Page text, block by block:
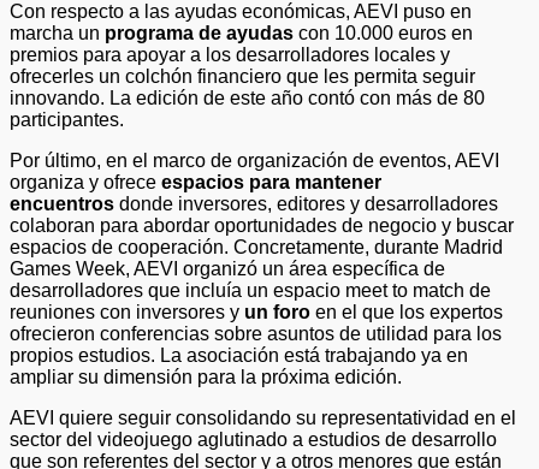
Con respecto a las ayudas económicas, AEVI puso en
marcha un programa de ayudas con 10.000 euros en
premios para apoyar a los desarrolladores locales y
ofrecerles un colchón financiero que les permita seguir
innovando. La edición de este año contó con más de 80
participantes.
Por último, en el marco de organización de eventos, AEVI
organiza y ofrece espacios para mantener
encuentros donde inversores, editores y desarrolladores
colaboran para abordar oportunidades de negocio y buscar
espacios de cooperación. Concretamente, durante Madrid
Games Week, AEVI organizó un área específica de
desarrolladores que incluía un espacio meet to match de
reuniones con inversores y un foro en el que los expertos
ofrecieron conferencias sobre asuntos de utilidad para los
propios estudios. La asociación está trabajando ya en
ampliar su dimensión para la próxima edición.
AEVI quiere seguir consolidando su representatividad en el
sector del videojuego aglutinado a estudios de desarrollo
que son referentes del sector y a otros menores que están